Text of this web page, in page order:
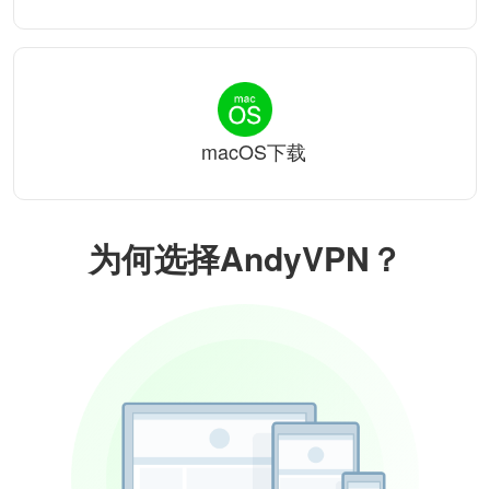
为何选择AndyVPN？
macOS下载